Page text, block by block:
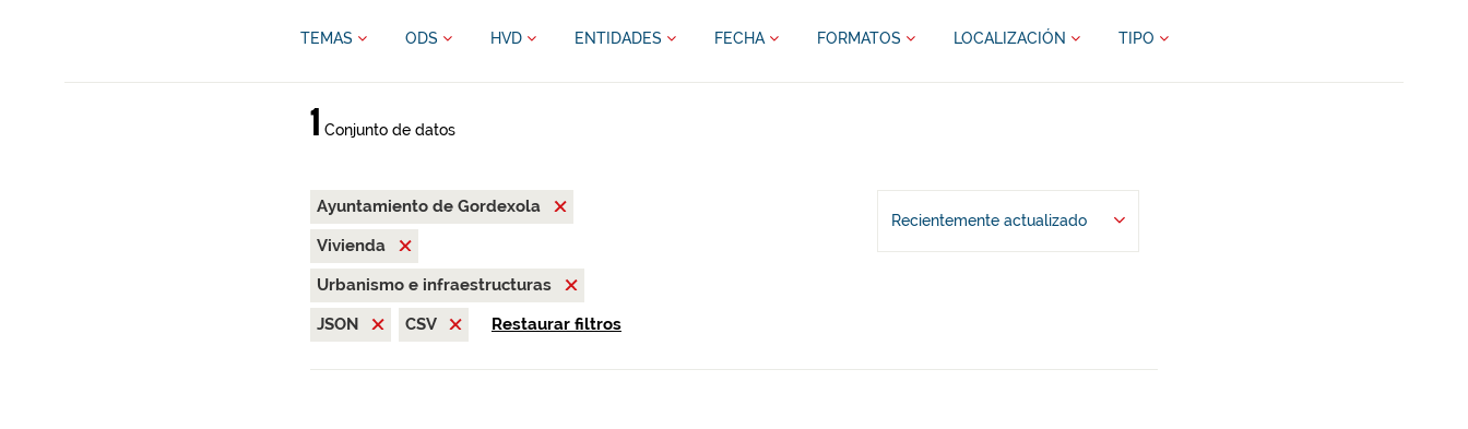
TEMAS ODS HVD ENTIDADES FECHA FORMATOS LOCALIZACIÓN TIPO
1 Conjunto de datos
Ayuntamiento de Gordexola
Vivienda
Urbanismo e infraestructuras
JSON
CSV Restaurar filtros
Recientemente actualizado